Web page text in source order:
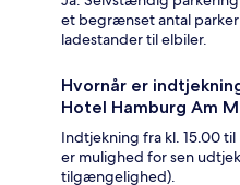
et begrænset antal
ladestander til elbiler.
Hvornår er
Hotel Hamburg Am
Indtjekning fra kl. 15.00
er mulighed for sen
tilgængelighed).